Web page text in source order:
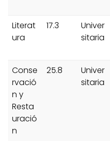
Literat
ura
17.3
Univer
sitaria
Conse
rvació
n y
Resta
uració
n
25.8
Univer
sitaria